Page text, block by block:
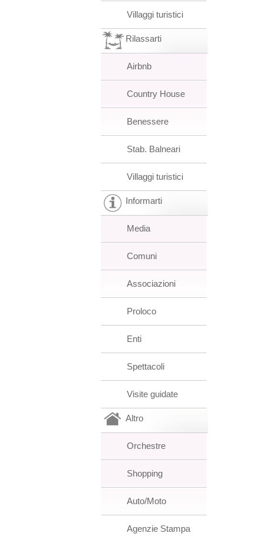
Villaggi turistici
Rilassarti
Airbnb
Country House
Benessere
Stab. Balneari
Villaggi turistici
Informarti
Media
Comuni
Associazioni
Proloco
Enti
Spettacoli
Visite guidate
Altro
Orchestre
Shopping
Auto/Moto
Agenzie Stampa